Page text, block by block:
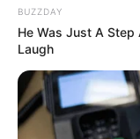
megtiszteltetés
Elment. Láttam,
könnyel, de azért
buszmegállóba
BUZZDAY
He Was Just A Step
Laugh